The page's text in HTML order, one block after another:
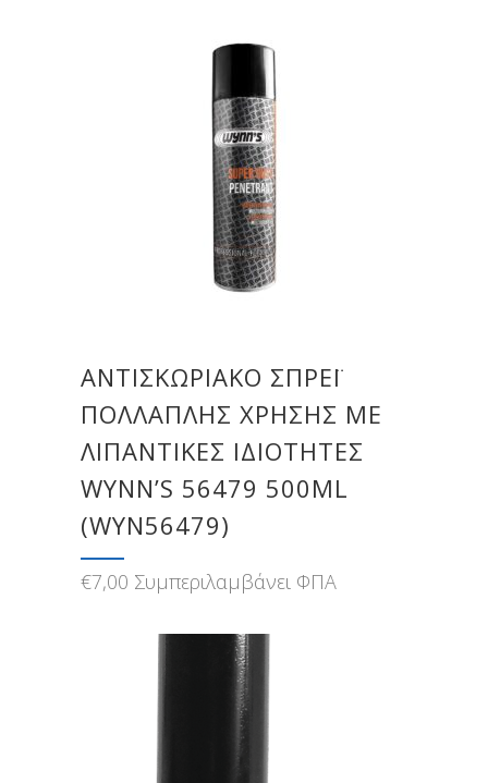
ΑΝΤΙΣΚΩΡΙΑΚΌ ΣΠΡΈΙ
ΠΟΛΛΑΠΛΉΣ ΧΡΉΣΗΣ ΜΕ
ΛΙΠΑΝΤΙΚΈΣ ΙΔΙΌΤΗΤΕΣ
WYNN’S 56479 500ML
(WYN56479)
€7,00 Συμπεριλαμβάνει ΦΠΑ